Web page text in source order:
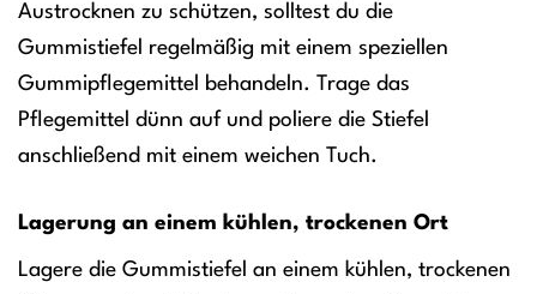
Austrocknen zu schützen, solltest du die
Gummistiefel regelmäßig mit einem speziellen
Gummipflegemittel behandeln. Trage das
Pflegemittel dünn auf und poliere die Stiefel
anschließend mit einem weichen Tuch.
Lagerung an einem kühlen, trockenen Ort
Lagere die Gummistiefel an einem kühlen, trockenen